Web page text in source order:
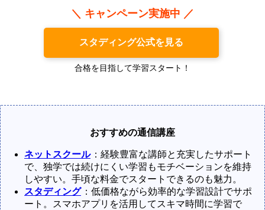
＼ キャンペーン実施中 ／
スタディング公式を見る
合格を目指して学習スタート！
おすすめの通信講座
ネットスクール ：経験豊富な講師と充実したサポート
で、独学では続けにくい学習もモチベーションを維持
しやすい。手頃な料金でスタートできるのも魅力。
スタディング ：低価格ながら効率的な学習設計でサポ
ート。スマホアプリを活用してスキマ時間に学習で